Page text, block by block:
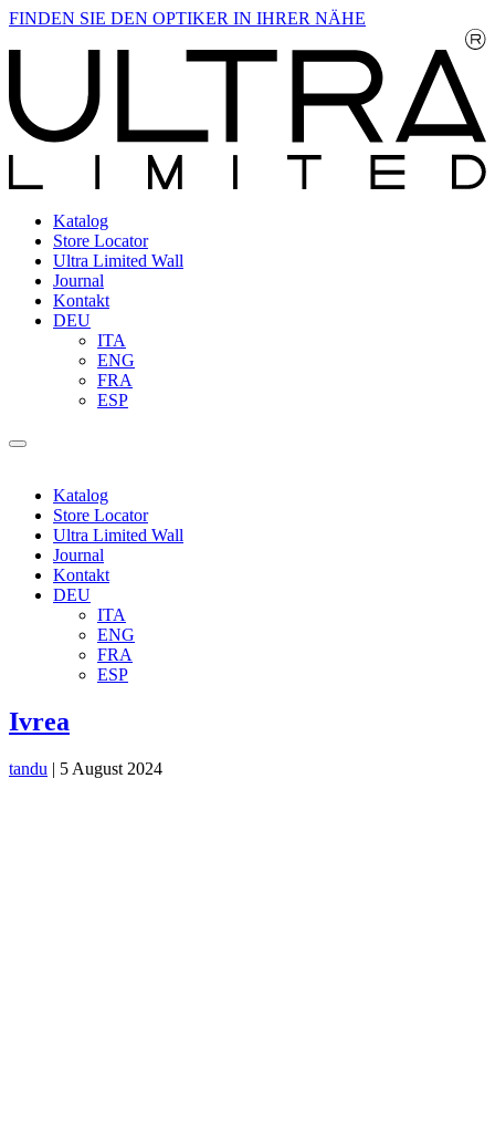
FINDEN SIE DEN OPTIKER IN IHRER NÄHE
Katalog
Store Locator
Ultra Limited Wall
Journal
Kontakt
DEU
ITA
ENG
FRA
ESP
Katalog
Store Locator
Ultra Limited Wall
Journal
Kontakt
DEU
ITA
ENG
FRA
ESP
Ivrea
tandu | 5 August 2024